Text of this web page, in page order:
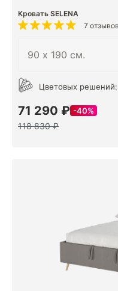
Кровать SELENA
7 отзывов
Цветовых решений:
71 290 ₽ 40%
118 830 ₽